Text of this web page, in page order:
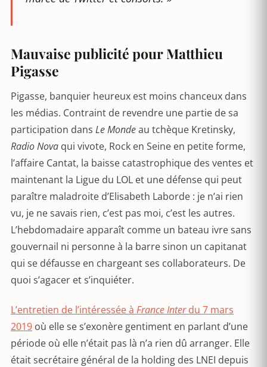
Mauvaise publicité pour Matthieu
Pigasse
Pigasse, banquier heureux est moins chanceux dans
les médias. Contraint de revendre une partie de sa
participation dans Le Mondeau tchèque Kretinsky,
Radio Nova qui vivote, Rock en Seine en petite forme,
l’affaire Cantat, la baisse catastrophique des ventes et
maintenant la Ligue du LOL et une défense qui peut
paraître maladroite d’Elisabeth Laborde : je n’ai rien
vu, je ne savais rien, c’est pas moi, c’est les autres.
L’hebdomadaire apparaît comme un bateau ivre sans
gouvernail ni personne à la barre sinon un capitanat
qui se défausse en chargeant ses collaborateurs. De
quoi s’agacer et s’inquiéter.
L’entretien de l’intéressée à France Interdu 7 mars
2019 où elle se s’exonère gentiment en parlant d’une
période où elle n’était pas là n’a rien dû arranger. Elle
était secrétaire général de la holding des LNEI depuis